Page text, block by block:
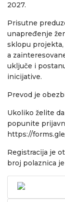
2027.
Prisutne
unapređenje
sklopu
a
uključe i
inicijative.
Prevod je
Ukoliko želite
popunite
https://
Registracija je
broj polaznica